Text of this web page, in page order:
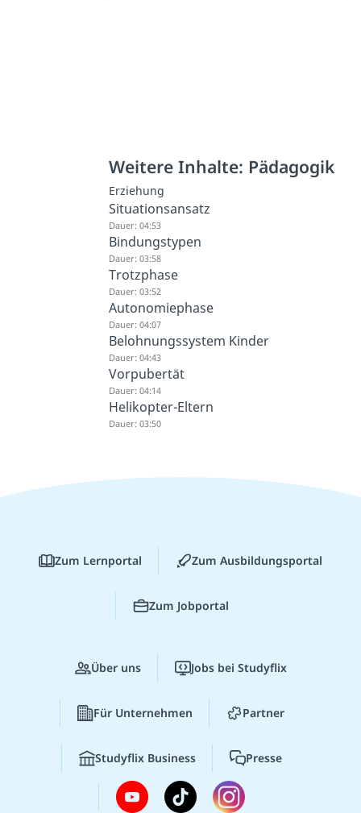
Weitere Inhalte: Pädagogik
Erziehung
Situationsansatz
Dauer: 04:53
Bindungstypen
Dauer: 03:58
Trotzphase
Dauer: 03:52
Autonomiephase
Dauer: 04:07
Belohnungssystem Kinder
Dauer: 04:43
Vorpubertät
Dauer: 04:14
Helikopter-Eltern
Dauer: 03:50
Zum Lernportal Zum Ausbildungsportal
Zum Jobportal
Über uns Jobs bei Studyflix
Für Unternehmen Partner
Studyflix Business Presse